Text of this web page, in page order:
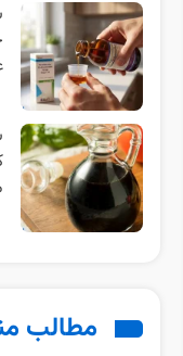
مطالب